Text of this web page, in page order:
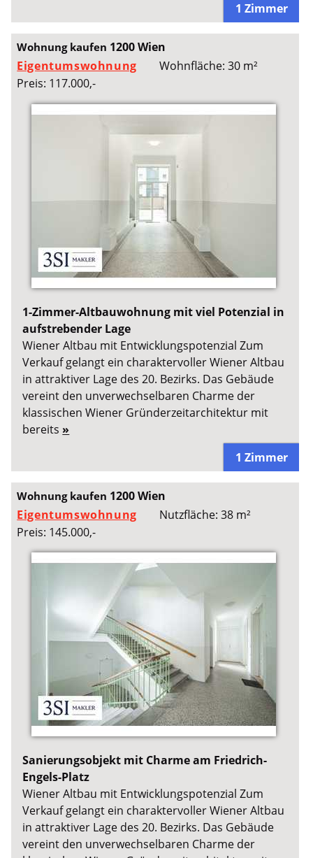
1 Zimmer
Wohnung kaufen 1200 Wien
Eigentumswohnung
Wohnfläche: 30 m²
Preis: 117.000,-
1-Zimmer-Altbauwohnung mit viel Potenzial in
aufstrebender Lage
Wiener Altbau mit Entwicklungspotenzial Zum
Verkauf gelangt ein charaktervoller Wiener Altbau
in attraktiver Lage des 20. Bezirks. Das Gebäude
vereint den unverwechselbaren Charme der
klassischen Wiener Gründerzeitarchitektur mit
bereits »
1 Zimmer
Wohnung kaufen 1200 Wien
Eigentumswohnung
Nutzfläche: 38 m²
Preis: 145.000,-
Sanierungsobjekt mit Charme am Friedrich-
Engels-Platz
Wiener Altbau mit Entwicklungspotenzial Zum
Verkauf gelangt ein charaktervoller Wiener Altbau
in attraktiver Lage des 20. Bezirks. Das Gebäude
vereint den unverwechselbaren Charme der